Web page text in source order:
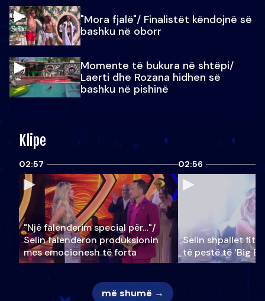
"Mora fjalë"/ Finalistët këndojnë së
bashku në oborr
Momente të bukura në shtëpi/
Laerti dhe Rozana hidhen së
bashku në pishinë
Klipe
02:57
"Një falenderim special për…"/
Selin falënderon produksionin
mes emocionesh të forta
02:56
Selin shpallet
të pestë të ‘Big
më shumë →